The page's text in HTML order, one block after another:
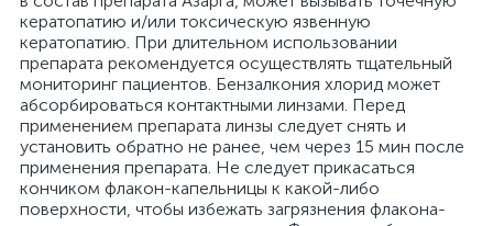
кератопатию и/или токсическую язвенную
кератопатию. При длительном использовании
препарата рекомендуется осуществлять тщательный
мониторинг пациентов. Бензалкония хлорид может
абсорбироваться контактными линзами. Перед
применением препарата линзы следует снять и
установить обратно не ранее, чем через 15 мин после
применения препарата. Не следует прикасаться
кончиком флакон-капельницы к какой-либо
поверхности, чтобы избежать загрязнения флакона-